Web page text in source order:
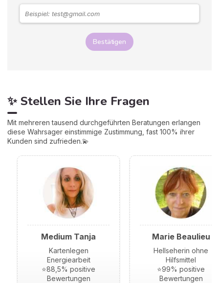
Bestätigen
✨ Stellen Sie Ihre Fragen
Mit mehreren tausend durchgeführten Beratungen erlangen
diese Wahrsager einstimmige Zustimmung, fast 100% ihrer
Kunden sind zufrieden.💫
Medium Tanja
Kartenlegen
Energiearbeit
⭐88,5% positive
Bewertungen
Marie Beaulieu
Hellseherin ohne
Hilfsmittel
⭐99% positive
Bewertungen